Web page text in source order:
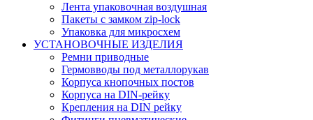
Лента упаковочная воздушная
Пакеты с замком zip-lock
Упаковка для микросхем
УСТАНОВОЧНЫЕ ИЗДЕЛИЯ
Ремни приводные
Гермовводы под металлорукав
Корпуса кнопочных постов
Корпуса на DIN-рейку
Крепления на DIN рейку